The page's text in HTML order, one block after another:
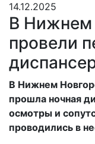
14.12.2025
В Нижнем
провели
В Нижнем
прошла ночная
осмотры и
проводились в